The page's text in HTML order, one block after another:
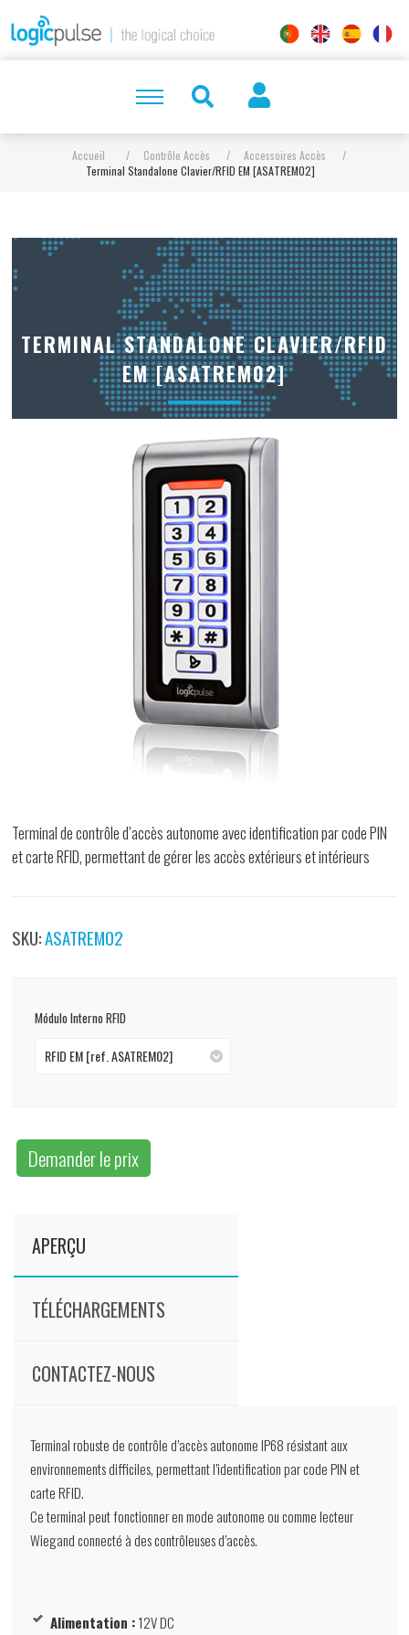
Accueil / Contrôle Accès / Accessoires Accès
/
Terminal Standalone Clavier/RFID EM [ASATREM02]
TERMINAL STANDALONE CLAVIER/RFID
EM [ASATREM02]
Terminal de contrôle d’accès autonome avec identification par code PIN
et carte RFID, permettant de gérer les accès extérieurs et intérieurs
SKU:ASATREM02
Módulo Interno RFID
RFID EM [ref. ASATREM02]
Demander le prix
APERÇU
TÉLÉCHARGEMENTS
CONTACTEZ-NOUS
Terminal robuste de contrôle d’accès autonome IP68 résistant aux
environnements difficiles, permettant l’identification par code PIN et
carte RFID.
Ce terminal peut fonctionner en mode autonome ou comme lecteur
Wiegand connecté à des contrôleuses d’accès.
Alimentation :12V DC